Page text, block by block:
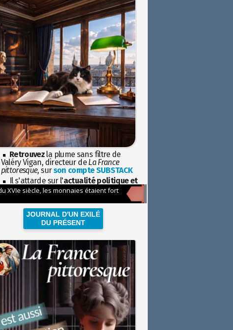
Retrouvez la plume sans filtre de
Valéry Vigan, directeur de La France
pittoresque, surson compte SUBSTACK
Il s'attarde sur l'actualité politique et
sociétaleavec la hauteur de vue de
JOURNAL D'UN EXILÉ
DU PRÉSENT